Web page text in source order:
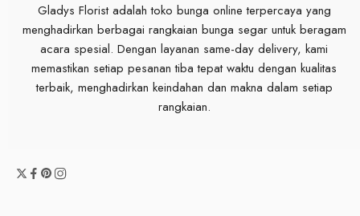
Gladys Florist adalah toko bunga online terpercaya yang
menghadirkan berbagai rangkaian bunga segar untuk beragam
acara spesial. Dengan layanan same-day delivery, kami
memastikan setiap pesanan tiba tepat waktu dengan kualitas
terbaik, menghadirkan keindahan dan makna dalam setiap
rangkaian.